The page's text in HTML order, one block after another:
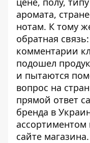
аромата,
нотам. К тому
обратная
комментарии
подошел
и пытаются
вопрос на
прямой ответ
бренда в
сайте магазина.